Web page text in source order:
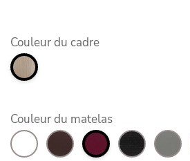
Couleur du cadre
Couleur du matelas